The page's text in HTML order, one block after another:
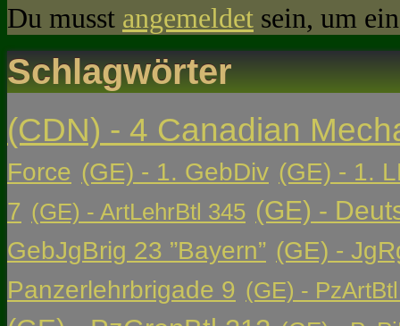
Du musst angemeldet sein, um
Schlagwörter
(CDN) - 4 Canadian
Force (GE) - 1. GebDiv (GE) - 1.
7 (GE) - ArtLehrBtl 345 (GE) -
GebJgBrig 23 ”Bayern” (GE) -
Panzerlehrbrigade 9 (GE) -